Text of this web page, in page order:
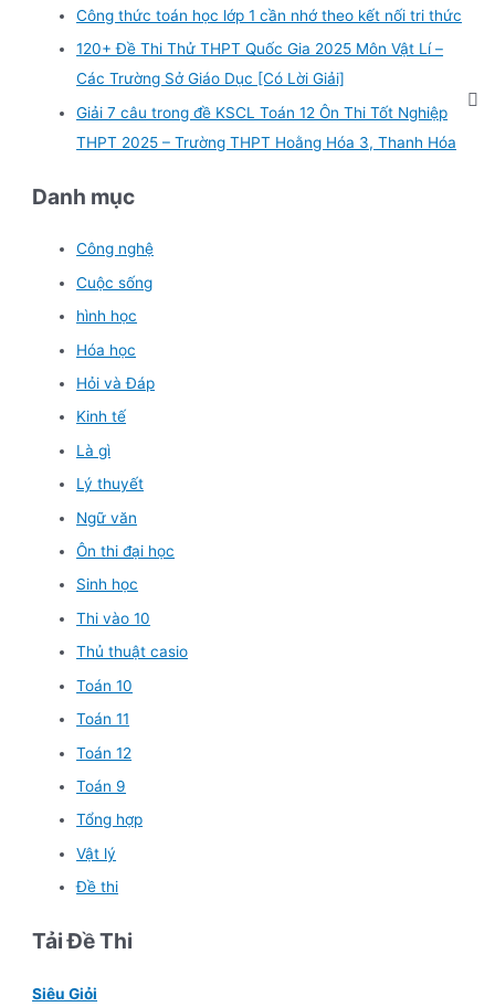
Công thức toán học lớp 1 cần nhớ theo kết nối tri thức
120+ Đề Thi Thử THPT Quốc Gia 2025 Môn Vật Lí –
Các Trường Sở Giáo Dục [Có Lời Giải]
Giải 7 câu trong đề KSCL Toán 12 Ôn Thi Tốt Nghiệp
THPT 2025 – Trường THPT Hoằng Hóa 3, Thanh Hóa
Danh mục
Công nghệ
Cuộc sống
hình học
Hóa học
Hỏi và Đáp
Kinh tế
Là gì
Lý thuyết
Ngữ văn
Ôn thi đại học
Sinh học
Thi vào 10
Thủ thuật casio
Toán 10
Toán 11
Toán 12
Toán 9
Tổng hợp
Vật lý
Đề thi
Tải Đề Thi
Siêu Giỏi